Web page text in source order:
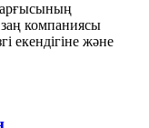
компаниясы
екендігіне және